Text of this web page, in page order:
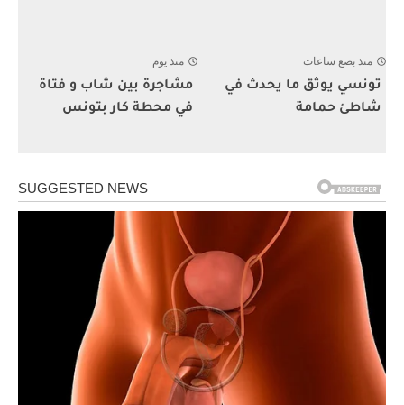
منذ بضع ساعات
تونسي يوثق ما يحدث في
شاطئ حمامة
منذ يوم
مشاجرة بين شاب و فتاة
في محطة كار بتونس